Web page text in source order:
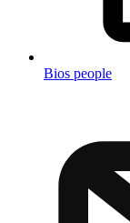
Bios people